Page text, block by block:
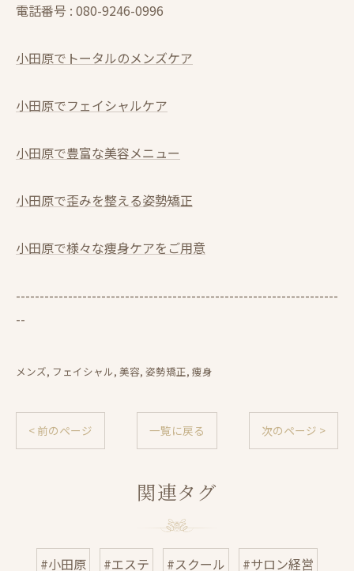
電話番号 : 080-9246-0996
小田原でトータルのメンズケア
小田原でフェイシャルケア
小田原で豊富な美容メニュー
小田原で歪みを整える姿勢矯正
小田原で様々な痩身ケアをご用意
--------------------------------------------------------------------
--
メンズ フェイシャル 美容 姿勢矯正 痩身
< 前のページ 一覧に戻る 次のページ >
関連タグ
#小田原 #エステ #スクール #サロン経営